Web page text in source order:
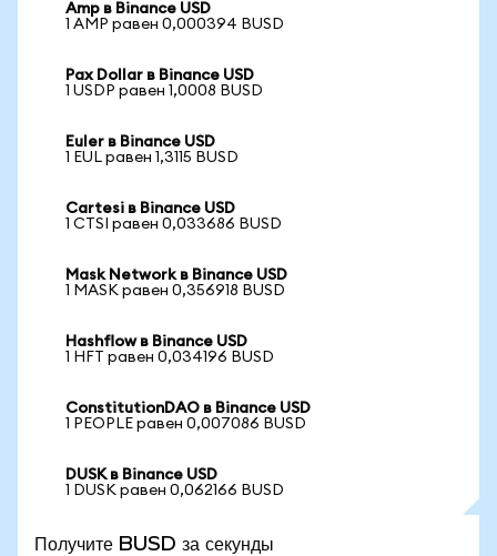
Amp в Binance USD
1 AMP равен 0,000394 BUSD
Pax Dollar в Binance USD
1 USDP равен 1,0008 BUSD
Euler в Binance USD
1 EUL равен 1,3115 BUSD
Cartesi в Binance USD
1 CTSI равен 0,033686 BUSD
Mask Network в Binance USD
1 MASK равен 0,356918 BUSD
Hashflow в Binance USD
1 HFT равен 0,034196 BUSD
ConstitutionDAO в Binance USD
1 PEOPLE равен 0,007086 BUSD
DUSK в Binance USD
1 DUSK равен 0,062166 BUSD
Получите BUSD за секунды